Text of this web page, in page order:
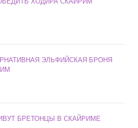
ЭЛЬФИЙСКАЯ БРОНЯ
БРЕТОНЦЫ В СКАЙРИМЕ